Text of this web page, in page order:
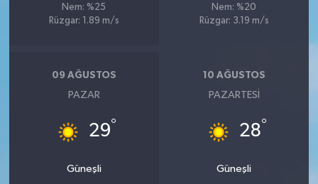
Nem: %25
Rüzgar: 1.89 m/s
Nem: %20
Rüzgar: 3.19 m/s
09 AĞUSTOS
PAZAR
29°
Güneşli
10 AĞUSTOS
PAZARTESI
28°
Güneşli